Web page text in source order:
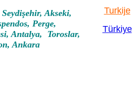
Akseki,
Perge,
Antalya, Toroslar,
Ankara
Turkije
Türkiye